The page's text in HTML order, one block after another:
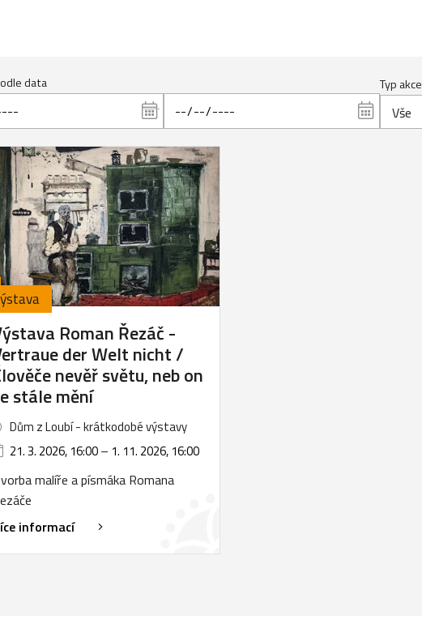
data Typ akce
Vše
Roman Řezáč -
der Welt nicht /
nevěř světu, neb on
stále mění
Dům z Loubí - krátkodobé výstavy
21. 3. 2026, 16:00– 1. 11. 2026, 16:00
malíře a písmáka Romana
informací